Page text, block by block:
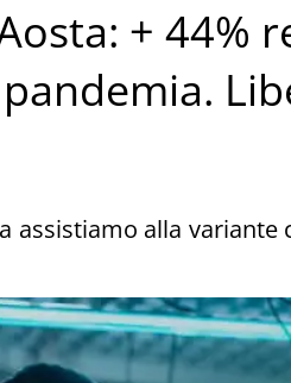
+ 44%
assistiamo alla